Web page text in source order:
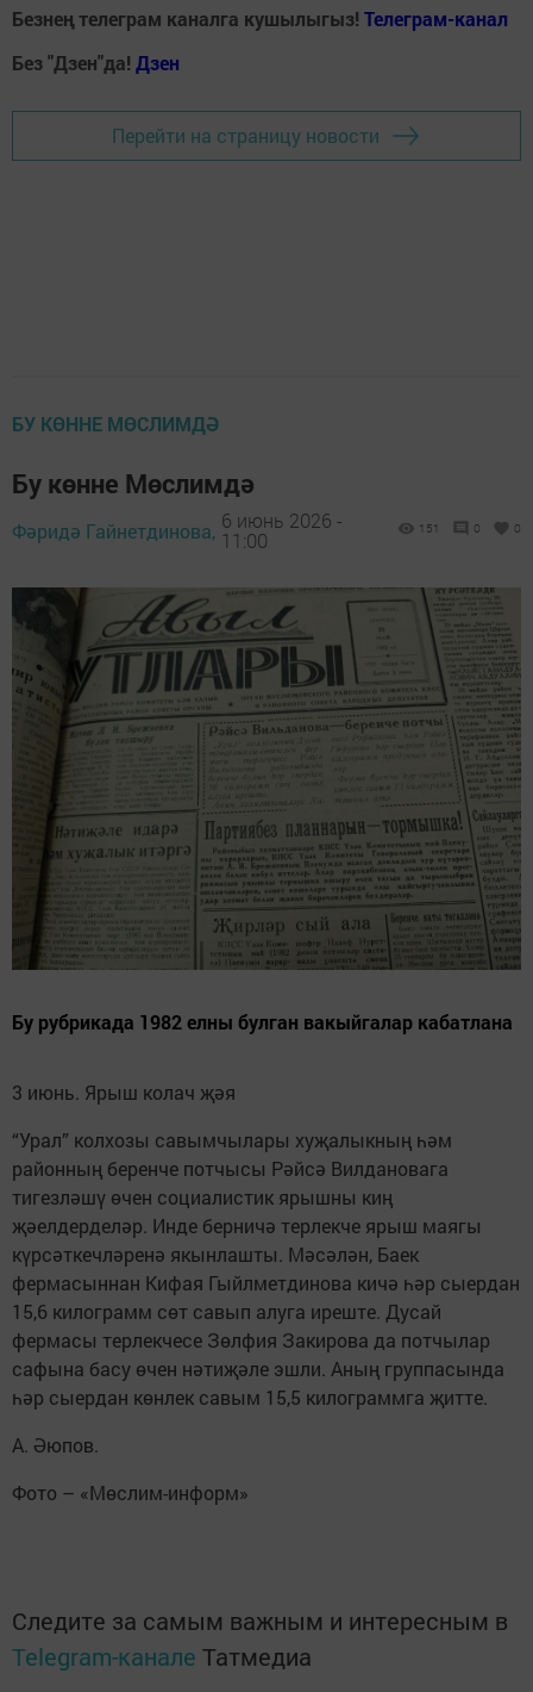
Безнең телеграм каналга кушылыгыз! Телеграм-канал
Без "Дзен"да! Дзен
Перейти на страницу новости
БУ КӨННЕ МӨСЛИМДӘ
Бу көнне Мөслимдә
Фәридә Гайнетдинова, 6 июнь 2026 -
11:00
151 0 0
Бу рубрикада 1982 елны булган вакыйгалар кабатлана
3 июнь. Ярыш колач җәя
“Урал” колхозы савымчылары хуҗалыкның һәм
районның беренче потчысы Рәйсә Вилдановага
тигезләшү өчен социалистик ярышны киң
җәелдерделәр. Инде берничә терлекче ярыш маягы
күрсәткечләренә якынлашты. Мәсәлән, Баек
фермасыннан Кифая Гыйлметдинова кичә һәр сыердан
15,6 килограмм сөт савып алуга иреште. Дусай
фермасы терлекчесе Зөлфия Закирова да потчылар
сафына басу өчен нәтиҗәле эшли. Аның группасында
һәр сыердан көнлек савым 15,5 килограммга җитте.
А. Әюпов.
Фото – «Мөслим-информ»
Следите за самым важным и интересным в
Telegram-канале Татмедиа